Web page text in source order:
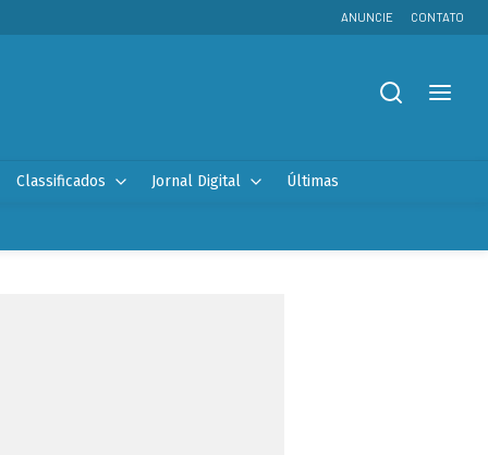
ANUNCIE CONTATO
Classificados Jornal Digital Últimas